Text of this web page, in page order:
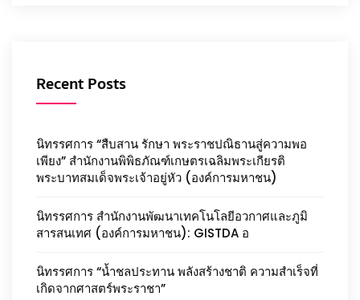
Recent Posts
นิทรรศการ “สืบสาน รักษา พระราชปณิธานสู่ความพอ
เพียง” สำนักงานพิพิธภัณฑ์เกษตรเฉลิมพระเกียรติ
พระบาทสมเด็จพระเจ้าอยู่หัว (องค์การมหาชน)
นิทรรศการ สำนักงานพัฒนาเทคโนโลยีอวกาศและภูมิ
สารสนเทศ (องค์การมหาชน): GISTDA อ
นิทรรศการ “น้ำชลประทาน พลังสร้างชาติ ความสำเร็จที่
เกิดจากศาสตร์พระราชา”